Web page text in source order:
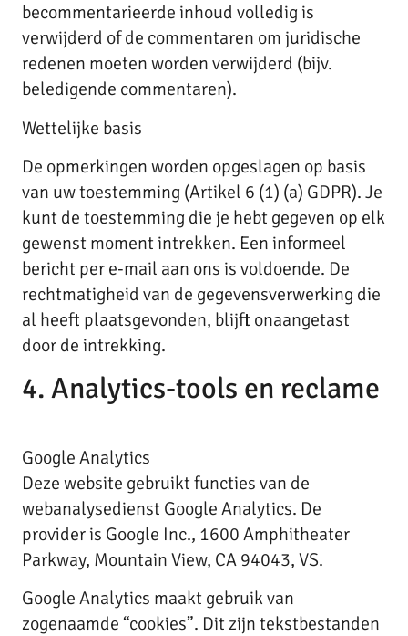
becommentarieerde inhoud volledig is
verwijderd of de commentaren om juridische
redenen moeten worden verwijderd (bijv.
beledigende commentaren).
Wettelijke basis
De opmerkingen worden opgeslagen op basis
van uw toestemming (Artikel 6 (1) (a) GDPR). Je
kunt de toestemming die je hebt gegeven op elk
gewenst moment intrekken. Een informeel
bericht per e-mail aan ons is voldoende. De
rechtmatigheid van de gegevensverwerking die
al heeft plaatsgevonden, blijft onaangetast
door de intrekking.
4. Analytics-tools en reclame
Google Analytics
Deze website gebruikt functies van de
webanalysedienst Google Analytics. De
provider is Google Inc., 1600 Amphitheater
Parkway, Mountain View, CA 94043, VS.
Google Analytics maakt gebruik van
zogenaamde “cookies”. Dit zijn tekstbestanden